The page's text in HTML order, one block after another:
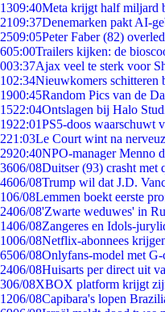
1309:40Meta krijgt half miljard
2109:37Denemarken pakt AI-
2509:05Peter Faber (82)
605:00Trailers kijken: de
003:37Ajax veel te sterk voor
102:34Nieuwkomers schitteren
1900:45Random Pics van de
1522:04Ontslagen bij Halo
1922:01PS5-doos waarschuwt
221:03Le Court wint na
2920:40NPO-manager Menno
3606/08Duitser (93) crasht met
4606/08Trump wil dat J.D.
106/08Lemmen boekt eerste
2406/08'Zwarte weduwes' in
1406/08Zangeres en Idols-
1006/08Netflix-abonnees
6506/08Onlyfans-model met
2406/08Huisarts per direct uit
306/08XBOX platform krijgt
1206/08Capibara's lopen